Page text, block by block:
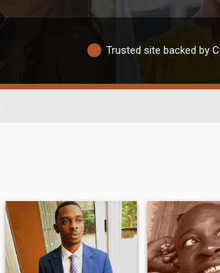
Trusted site backed by